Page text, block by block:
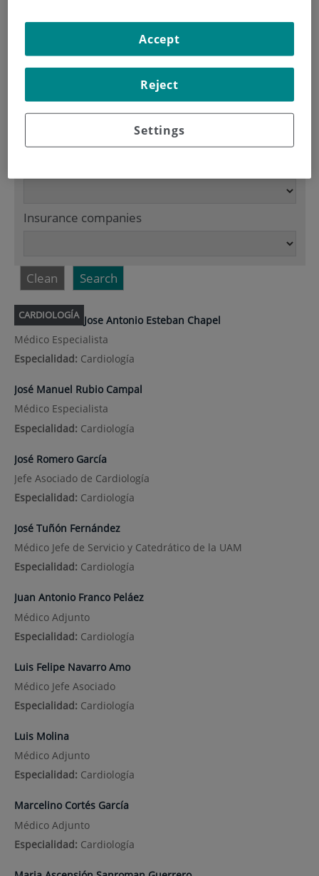
Cuadro médico
Name / Title
Insurance companies
Clean Search
CARDIOLOGÍA Jose Antonio Esteban Chapel
Médico Especialista
Especialidad: Cardiología
José Manuel Rubio Campal
Médico Especialista
Especialidad: Cardiología
José Romero García
Jefe Asociado de Cardiología
Especialidad: Cardiología
José Tuñón Fernández
Médico Jefe de Servicio y Catedrático de la UAM
Especialidad: Cardiología
Juan Antonio Franco Peláez
Médico Adjunto
Especialidad: Cardiología
Luis Felipe Navarro Amo
Médico Jefe Asociado
Especialidad: Cardiología
Luis Molina
Médico Adjunto
Especialidad: Cardiología
Marcelino Cortés García
Médico Adjunto
Especialidad: Cardiología
Settings
Reject
Accept